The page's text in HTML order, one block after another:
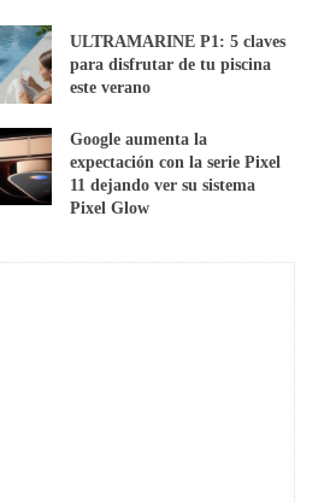
ULTRAMARINE P1: 5 claves
para disfrutar de tu piscina
este verano
Google aumenta la
expectación con la serie Pixel
11 dejando ver su sistema
Pixel Glow